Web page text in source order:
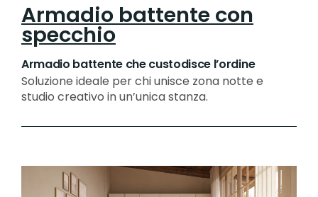
Armadio battente con
specchio
Armadio battente che custodisce l’ordine
Soluzione ideale per chi unisce zona notte e
studio creativo in un’unica stanza.